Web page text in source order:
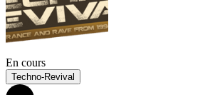
En cours
Techno-Revival